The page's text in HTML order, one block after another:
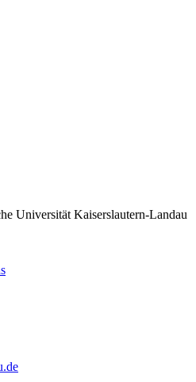
Universität Kaiserslautern-Landau